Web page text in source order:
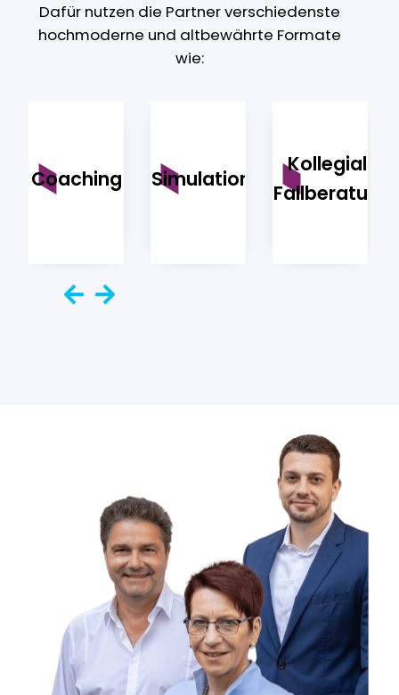
Dafür nutzen die Partner verschiedenste
hochmoderne und altbewährte Formate
wie:
Coaching Simulationen
Kollegiale
Fallberatung